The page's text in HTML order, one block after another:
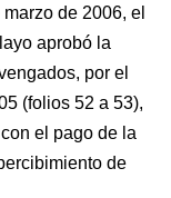
de 2006, el
aprobó la
por el
(folios 52 a 53),
el pago de la
de